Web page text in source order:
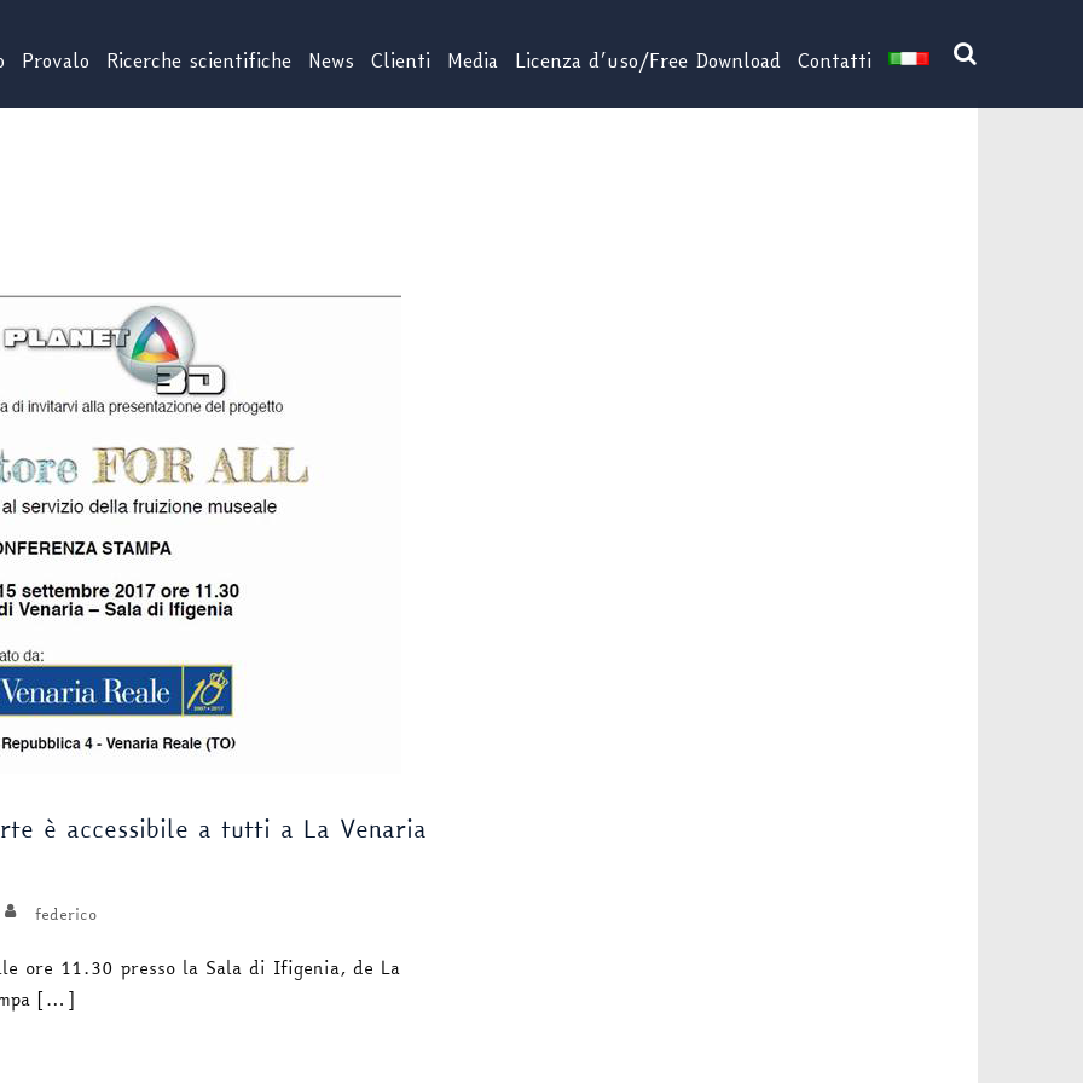
Provalo Ricerche scientifiche News Clienti Media Licenza d’uso/Free Download Contatti
è accessibile a tutti a La Venaria
federico
ore 11.30 presso la Sala di Ifigenia, de La
[…]